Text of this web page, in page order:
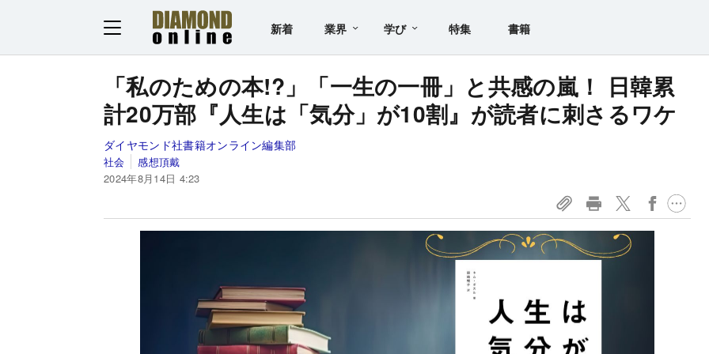
新着 業界 学び 特集 書籍
「私のための本!?」「一生の一冊」と共感の嵐！ 日韓累
計20万部『人生は「気分」が10割』が読者に刺さるワケ
ダイヤモンド社書籍オンライン編集部
社会
感想頂戴
2024年8月14日 4:23